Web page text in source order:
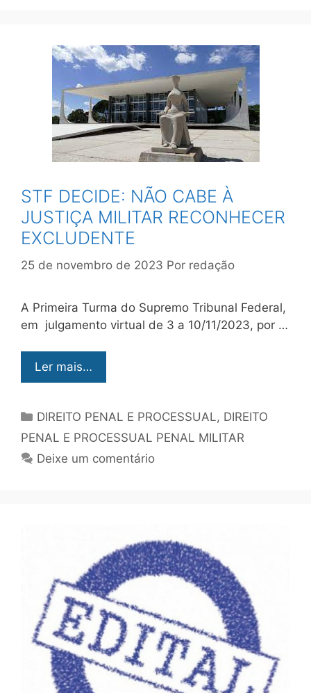
STF DECIDE: NÃO CABE À
JUSTIÇA MILITAR RECONHECER
EXCLUDENTE
25 de novembro de 2023 Por redação
A Primeira Turma do Supremo Tribunal Federal,
em julgamento virtual de 3 a 10/11/2023, por …
Ler mais…
DIREITO PENAL E PROCESSUAL, DIREITO
PENAL E PROCESSUAL PENAL MILITAR
Deixe um comentário